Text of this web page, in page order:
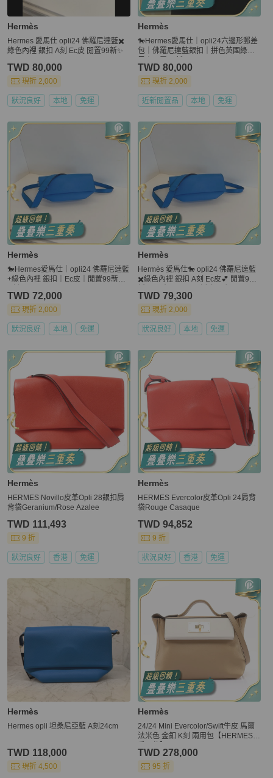
Hermès
Hermes 愛馬仕 opli24 佛羅尼達藍✖️
綠色內裡 銀扣 A刻 Ec皮 閒置99新✨️
TWD 80,000
現折 2,000
狀況良好 本地 免運
Hermès
🐎Hermes愛馬仕｜opli24六邊形郵差
包｜佛羅尼達藍銀扣｜拼色英國綠內
TWD 80,000
現折 2,000
近新閒置品 本地 免運
Hermès
🐎Hermes愛馬仕｜opli24 佛羅尼達藍
+綠色內裡 銀扣｜Ec皮｜閒置99新｜
TWD 72,000
現折 2,000
狀況良好 本地 免運
Hermès
Hermès 愛馬仕🐎 opli24 佛羅尼達藍
✖️綠色內裡 銀扣 A刻 Ec皮💕 閒置99
TWD 79,300
現折 2,000
狀況良好 本地 免運
Hermès
HERMES Novillo皮革Opli 28銀扣肩
背袋Geranium/Rose Azalee
TWD 111,493
9 折
狀況良好 香港 免運
Hermès
HERMES Evercolor皮革Opli 24肩背
袋Rouge Casaque
TWD 94,852
9 折
狀況良好 香港 免運
Hermès
Hermes opli 坦桑尼亞藍 A刻24cm
TWD 118,000
現折 4,500
Hermès
24/24 Mini Evercolor/Swift牛皮 馬爾
法米色 金釦 K刻 兩用包【HERMES
TWD 278,000
95 折